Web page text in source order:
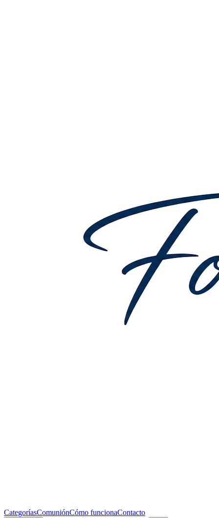
CategoríasComuniónCómo funcionaContacto